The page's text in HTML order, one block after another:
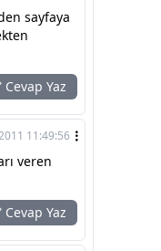
sayfaya
Cevap Yaz
11:49:56
veren
Cevap Yaz